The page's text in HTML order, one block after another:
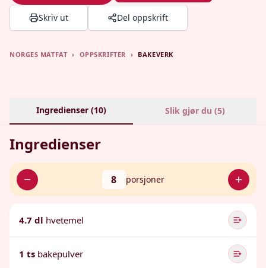
Skriv ut Del oppskrift
NORGES MATFAT › OPPSKRIFTER › BAKEVERK
Ingredienser (10) Slik gjør du (5)
Ingredienser
8 porsjoner
4.7 dl hvetemel
1 ts bakepulver